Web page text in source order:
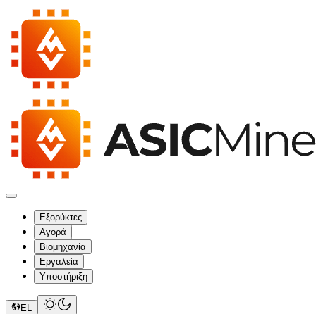
Εξορύκτες
Αγορά
Βιομηχανία
Εργαλεία
Υποστήριξη
EL